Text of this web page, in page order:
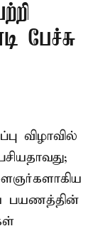
பேச்சு
விழாவில்
பயணத்தின்